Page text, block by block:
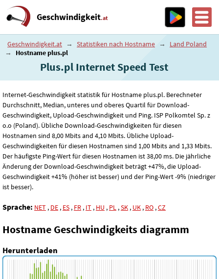
Geschwindigkeit.at
Geschwindigkeit.at → Statistiken nach Hostname →
Land Poland
→
Hostname plus.pl
Plus.pl Internet Speed ​​Test
Internet-Geschwindigkeit statistik für Hostname plus.pl. Berechneter
Durchschnitt, Median, unteres und oberes Quartil für Download-
Geschwindigkeit, Upload-Geschwindigkeit und Ping. ISP Polkomtel Sp. z
o.o (Poland). Übliche Download-Geschwindigkeiten für diesen
Hostnamen sind 8,00 Mbits and 4,10 Mbits. Übliche Upload-
Geschwindigkeiten für diesen Hostnamen sind 1,00 Mbits and 1,33 Mbits.
Der häufigste Ping-Wert für diesen Hostnamen ist 38,00 ms. Die jährliche
Änderung der Download-Geschwindigkeit beträgt +47%, die Upload-
Geschwindigkeit +41% (höher ist besser) und der Ping-Wert -9% (niedriger
ist besser).
Sprache: NET , DE , ES , FR , IT , HU , PL ,SK , UK , RO ,CZ
Hostname Geschwindigkeits diagramm
Herunterladen